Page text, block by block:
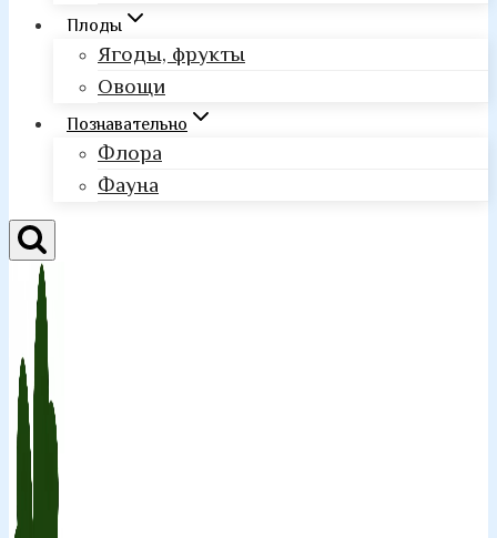
Плоды
Ягоды, фрукты
Овощи
Познавательно
Флора
Фауна